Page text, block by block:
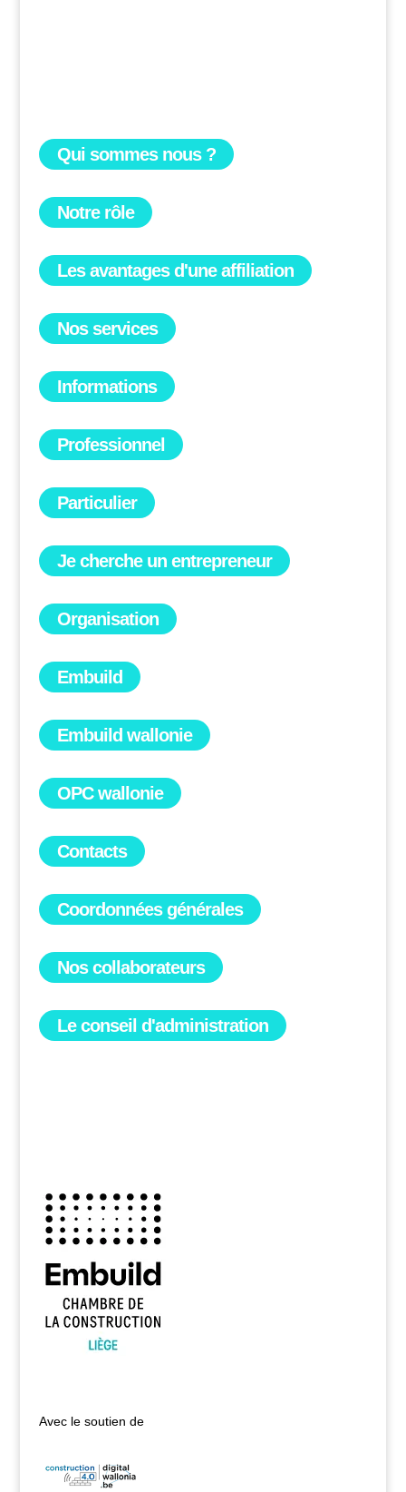
Qui sommes nous ?
Notre rôle
Les avantages d'une affiliation
Nos services
Informations
Professionnel
Particulier
Je cherche un entrepreneur
Organisation
Embuild
Embuild wallonie
OPC wallonie
Contacts
Coordonnées générales
Nos collaborateurs
Le conseil d'administration
Avec le soutien de